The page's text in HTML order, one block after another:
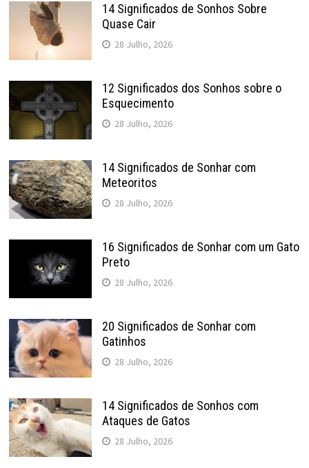
14 Significados de Sonhos Sobre
Quase Cair
28 Julho, 2026
12 Significados dos Sonhos sobre o
Esquecimento
28 Julho, 2026
14 Significados de Sonhar com
Meteoritos
28 Julho, 2026
16 Significados de Sonhar com um Gato
Preto
28 Julho, 2026
20 Significados de Sonhar com
Gatinhos
28 Julho, 2026
14 Significados de Sonhos com
Ataques de Gatos
28 Julho, 2026